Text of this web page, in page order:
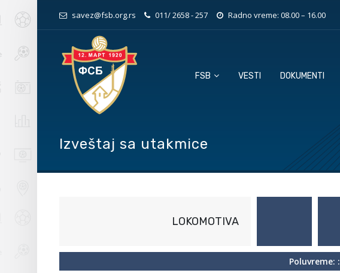
savez@fsb.org.rs 011/ 2658 - 257 Radno vreme: 08.00 – 16.00
FSB VESTI DOKUMENTI
Izveštaj sa utakmice
LOKOMOTIVA
Poluvreme: :